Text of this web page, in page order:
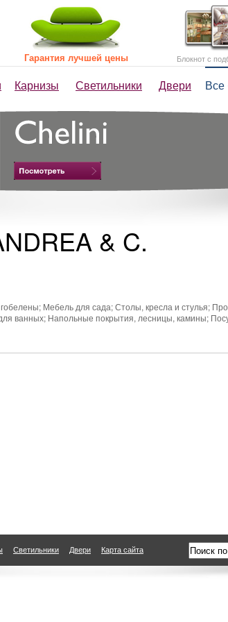
Карнизы Светильники Двери
Гарантия лучшей цены Блокнот с
& C.
Мебель для сада; Столы, кресла и стулья;
ванных; Напольные покрытия, лесницы, камины;
Светильники Двери Карта сайта